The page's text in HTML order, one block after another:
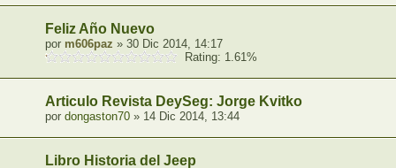
Feliz Año Nuevo
por m606paz » 30 Dic 2014, 14:17
Rating: 1.61%
Articulo Revista DeySeg: Jorge Kvitko
por dongaston70 » 14 Dic 2014, 13:44
Libro Historia del Jeep